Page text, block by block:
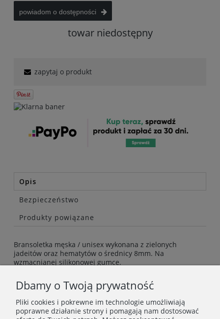
powiadom o dostępności
towar niedostępny
zapytaj o produkt
Opis
Bezpieczeństwo
Produkty powiązane
Bransoletka męska / unisex wykonana z zielonych
jadeitów oraz hematytów o średnicy 8mm. Na
wzmacnianej silikonowej gumce.
Bransoletka pakowana w ozdobne pudełeczko.
Dbamy o Twoją prywatność
Pliki cookies i pokrewne im technologie umożliwiają
poprawne działanie strony i pomagają nam dostosować